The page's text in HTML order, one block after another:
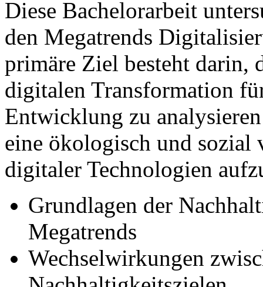
Diese Bachelorarbeit
den Megatrends
primäre Ziel besteht darin,
digitalen Transformation
Entwicklung zu
eine ökologisch und sozial
digitaler Technologien
Grundlagen der
Megatrends
Wechselwirkungen